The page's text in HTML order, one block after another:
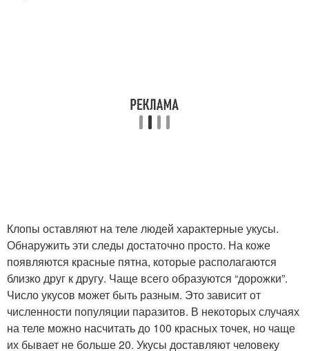
Клопы оставляют на теле людей характерные укусы.
Обнаружить эти следы достаточно просто. На коже
появляются красные пятна, которые располагаются
близко друг к другу. Чаще всего образуются “дорожки”.
Число укусов может быть разным. Это зависит от
численности популяции паразитов. В некоторых случаях
на теле можно насчитать до 100 красных точек, но чаще
их бывает не больше 20. Укусы доставляют человеку